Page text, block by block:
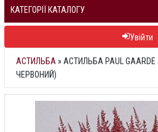
КАТЕГОРІЇ КАТАЛОГУ
Увійти
АСТИЛЬБА »АСТИЛЬБА PAUL
ЧЕРВОНИЙ)